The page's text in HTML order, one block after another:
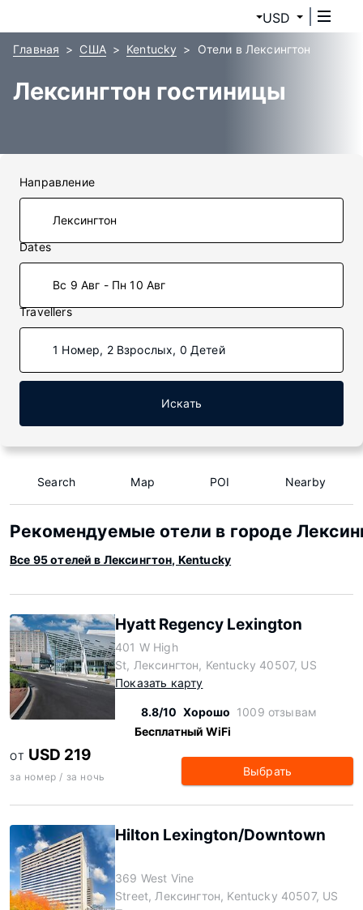
USD
Главная США Kentucky Отели в Лексингтон
Лексингтон гостиницы
Направление
Dates
Вс 9 Авг - Пн 10 Авг
Travellers
1 Номер, 2 Взрослых, 0 Детей
Искать
Search Map POI Nearby
Рекомендуемые отели в городе
Все 95 отелей в Лексингтон, Kentucky
Hyatt Regency Lexington
401 W High
St, Лексингтон, Kentucky 40507, US
Показать карту
8.8/10 Хорошо 1009 отзывам
Бесплатный WiFi
ОТ USD 219
за номер / за ночь Выбрать
Hilton Lexington/Downtown
369 West Vine
Street, Лексингтон, Kentucky 40507, US